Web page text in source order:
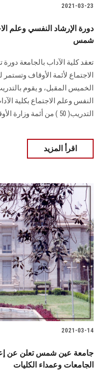
2021-03-23
دورة الإرشاد النفسي وعلم
شمس
تعقد كلية الآداب بالجامعة
الخميس المقبل، و يقوم
النفس وعلم الاجتماع بكلية
التدريب( 50 ) من أئمة وزارة الأوقاف
اقرأ المزيد
2021-03-14
جامعة عين شمس تعلن عن
الجامعات وعمداء الكليات